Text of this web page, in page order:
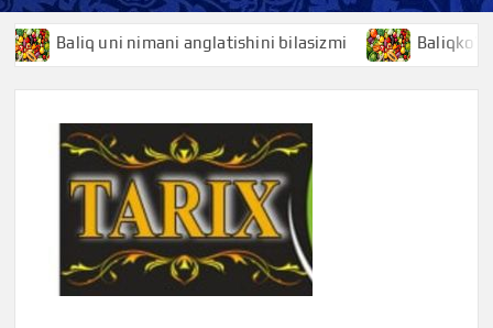
nimani anglatishini bilasizmi Baliqko’z nimani